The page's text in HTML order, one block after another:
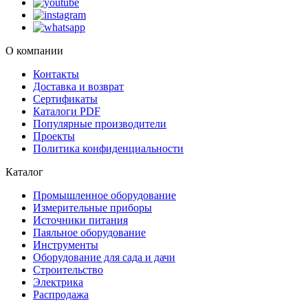
О компании
Контакты
Доставка и возврат
Сертификаты
Каталоги PDF
Популярные производители
Проекты
Политика конфиденциальности
Каталог
Промышленное оборудование
Измерительные приборы
Источники питания
Паяльное оборудование
Инструменты
Оборудование для сада и дачи
Строительство
Электрика
Распродажа